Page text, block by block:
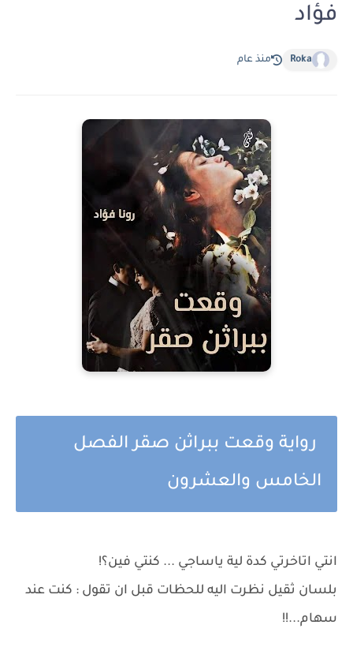
فؤاد
Roka منذ عام
رواية وقعت ببراثن صقر الفصل
الخامس والعشرون
انتي اتاخرتي كدة لية ياساجي ... كنتي فين؟!
بلسان ثقيل نظرت اليه للحظات قبل ان تقول : كنت عند
سهام...!!